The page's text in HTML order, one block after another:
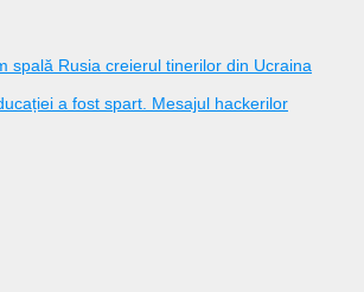
spală Rusia creierul tinerilor din Ucraina
a fost spart. Mesajul hackerilor